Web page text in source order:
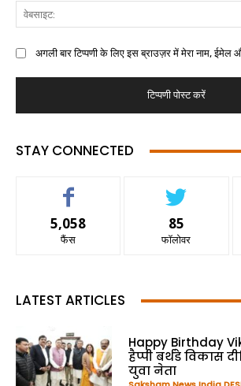
अगली बार टिप्पणी के लिए इस ब्राउज़र में मेरा नाम,
STAY CONNECTED
5,058
फैंस
85
फॉलोवर
LATEST ARTICLES
Happy Birthday
हैप्पी बर्थडे विकास
युवा नेता